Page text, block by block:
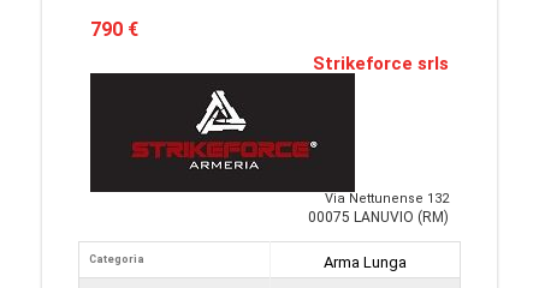
790 €
Strikeforce srls
Via Nettunense 132
00075 LANUVIO (RM)
Categoria
Arma Lunga